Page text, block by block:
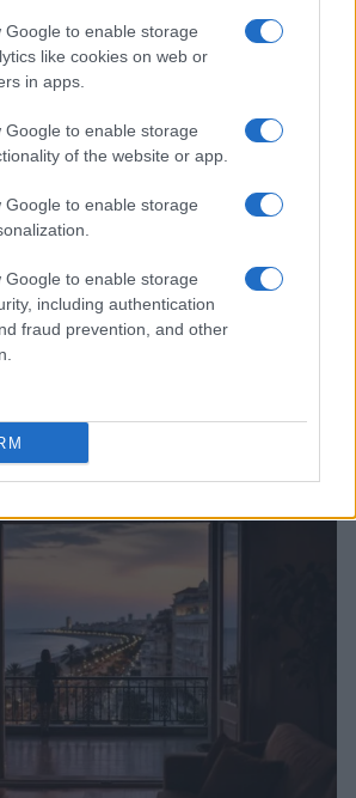
Google to enable storage
like cookies on web or
in apps.
Google to enable storage
of the website or app.
Google to enable storage
Google to enable storage
including authentication
fraud prevention, and other